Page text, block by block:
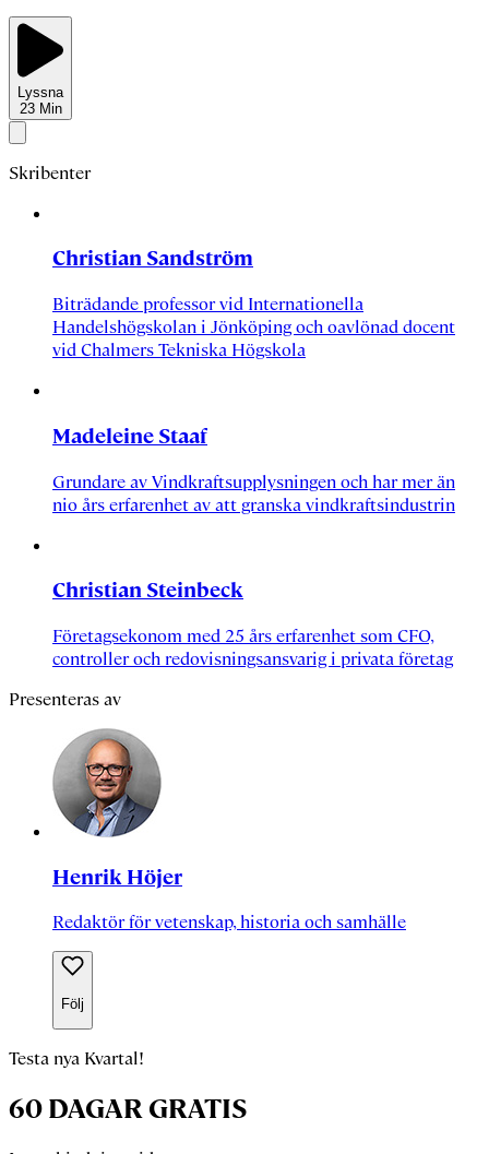
Lyssna
23 Min
Skribenter
Christian Sandström
Biträdande professor vid Internationella
Handelshögskolan i Jönköping och oavlönad docent
vid Chalmers Tekniska Högskola
Madeleine Staaf
Grundare av Vindkraftsupplysningen och har mer än
nio års erfarenhet av att granska vindkraftsindustrin
Christian Steinbeck
Företagsekonom med 25 års erfarenhet som CFO,
controller och redovisningsansvarig i privata företag
Presenteras av
Henrik Höjer
Redaktör för vetenskap, historia och samhälle
Följ
Testa nya Kvartal!
60 DAGAR GRATIS